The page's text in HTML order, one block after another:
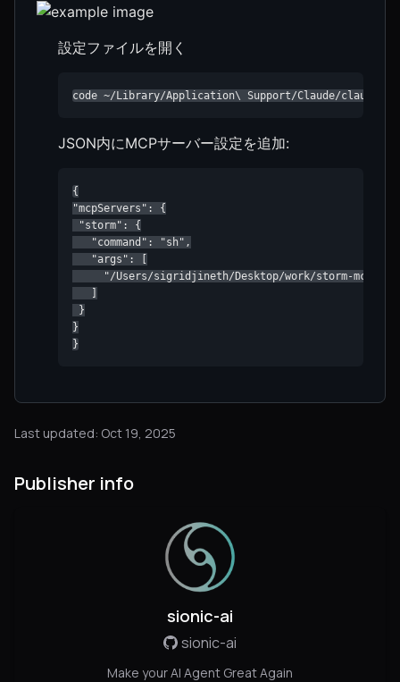
設定ファイルを開く
code ~/Library/Application\ Support/Claude/
JSON内にMCPサーバー設定を追加:
{
"mcpServers": {
"storm": {
   "command": "sh",
   "args": [
"/Users/sigridjineth/Desktop/work/storm-mcp-
}
}
}
Last updated: Oct 19, 2025
Publisher info
sionic-ai
sionic-ai
Make your AI Agent Great Again